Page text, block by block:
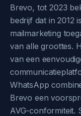
Brevo, tot 2023
bedrijf dat in 2012
mailmarketing
van alle groottes.
van een
WhatsApp
Brevo een
AVG-conformiteit.